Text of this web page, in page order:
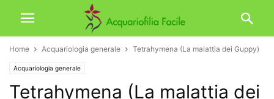
Home Acquariologia generale Tetrahymena (La malattia dei Guppy)
Acquariologia generale
Tetrahymena (La malattia dei